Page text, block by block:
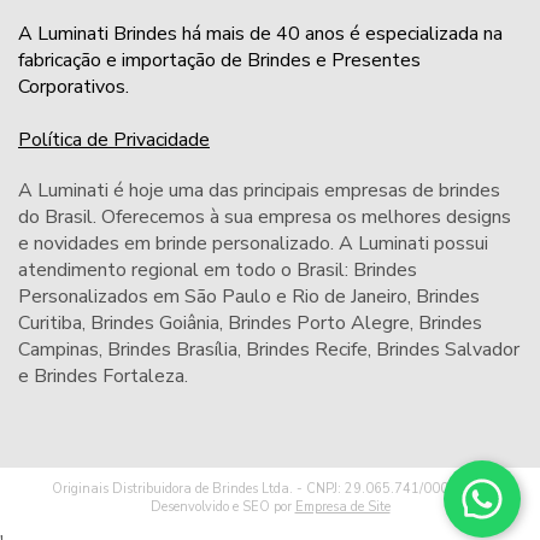
A Luminati Brindes há mais de 40 anos é especializada na
fabricação e importação de Brindes e Presentes
Corporativos.
Política de Privacidade
A Luminati é hoje uma das principais empresas de brindes
do Brasil. Oferecemos à sua empresa os melhores designs
e novidades em brinde personalizado. A Luminati possui
atendimento regional em todo o Brasil: Brindes
Personalizados em São Paulo e Rio de Janeiro, Brindes
Curitiba, Brindes Goiânia, Brindes Porto Alegre, Brindes
Campinas, Brindes Brasília, Brindes Recife, Brindes Salvador
e Brindes Fortaleza.
Originais Distribuidora de Brindes Ltda. - CNPJ: 29.065.741/0001-32 -
Desenvolvido e SEO por Empresa de Site